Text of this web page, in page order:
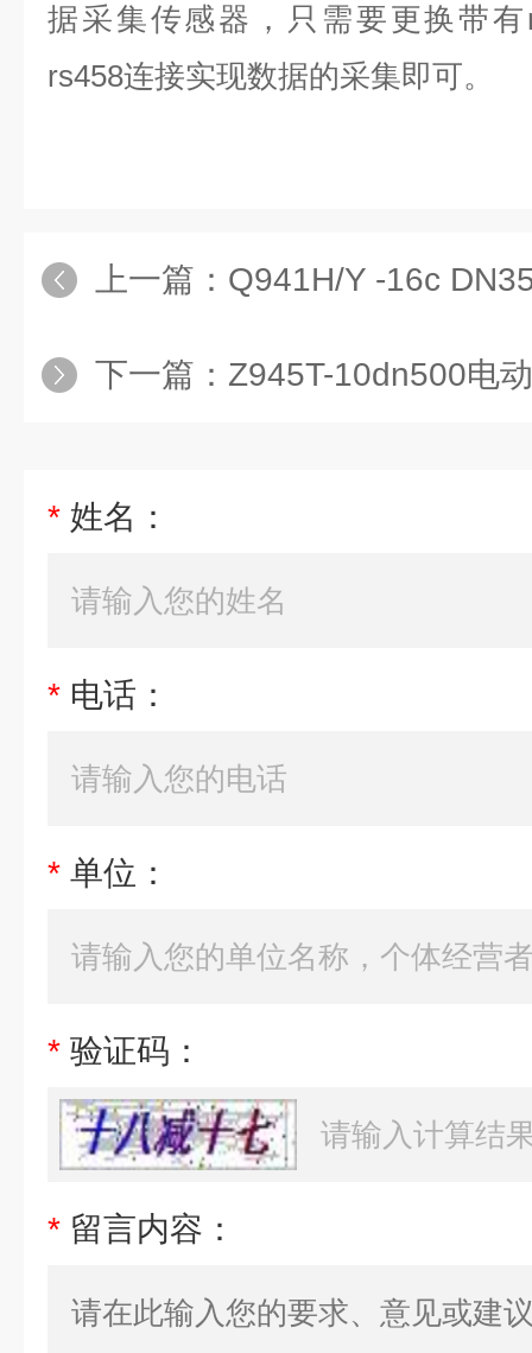
据采集传感器，只需要更换带
rs458连接实现数据的采集即可。
上一篇： Q941H/Y -16c
下一篇： Z945T-10dn500电
* 姓名：
* 电话：
* 单位：
* 验证码：
* 留言内容：